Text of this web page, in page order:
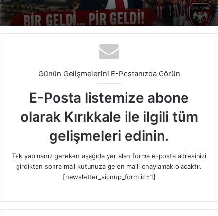
Günün Gelişmelerini E-Postanızda Görün
E-Posta listemize abone
olarak Kırıkkale ile ilgili tüm
gelişmeleri edinin.
Tek yapmanız gereken aşağıda yer alan forma e-posta adresinizi
girdikten sonra mail kutunuza gelen maili onaylamak olacaktır.
[newsletter_signup_form id=1]